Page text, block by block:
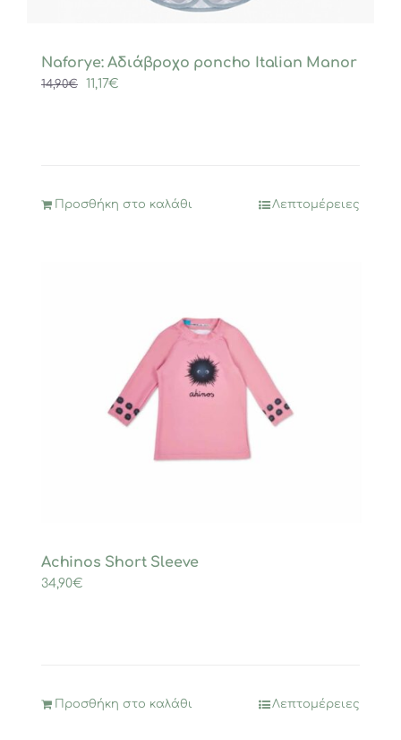
Naforye: Αδιάβροχο poncho Italian Manor
14,90€
Original
11,17€
Προσθήκη στο καλάθι Λεπτομέρειες
Achinos Short Sleeve
34,90€
Προσθήκη στο καλάθι Λεπτομέρειες